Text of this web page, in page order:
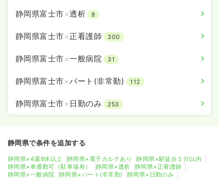
静岡県富士市×透析 8
静岡県富士市×正看護師 300
静岡県富士市×一般病院 31
静岡県富士市×パート(非常勤) 112
静岡県富士市× 日勤のみ 253
静岡県で条件を追加する
静岡県×4週8休以上 静岡県×電子カルテあり
静岡県×駅徒歩５分以内
静岡県×車通勤可（駐車場有）
静岡県×透析
静岡県×正看護師
静岡県×一般病院
静岡県×パート(非常勤) 静岡県×日勤のみ